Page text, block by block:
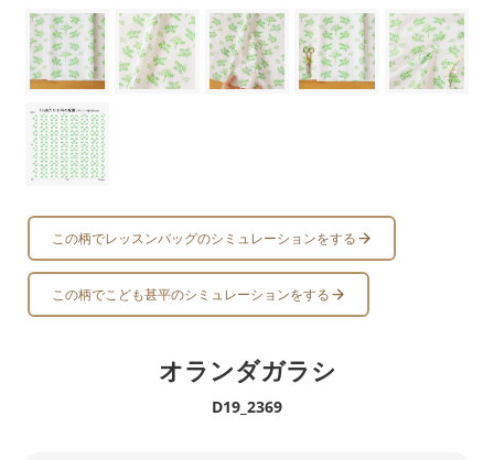
この柄でレッスンバッグのシミュレーションをする
この柄でこども甚平のシミュレーションをする
オランダガラシ
D19_2369